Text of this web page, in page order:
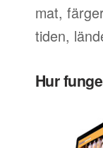
mat,
tiden,
Hur